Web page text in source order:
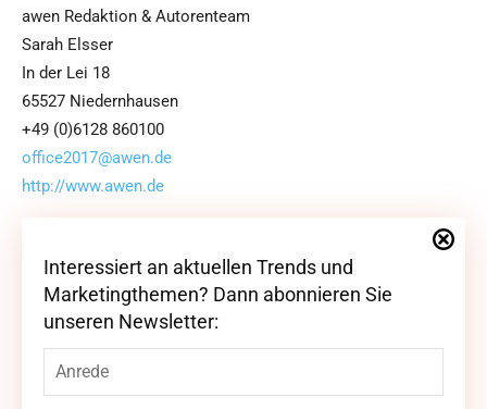
awen Redaktion & Autorenteam
Sarah Elsser
In der Lei 18
65527 Niedernhausen
+49 (0)6128 860100
office2017@awen.de
http://www.awen.de
Interessiert an aktuellen Trends und
Marketingthemen? Dann abonnieren Sie
unseren Newsletter:
Interessiert an aktuellen Trends und
Marketingthemen? Dann abonnieren Sie
unseren Newsletter: